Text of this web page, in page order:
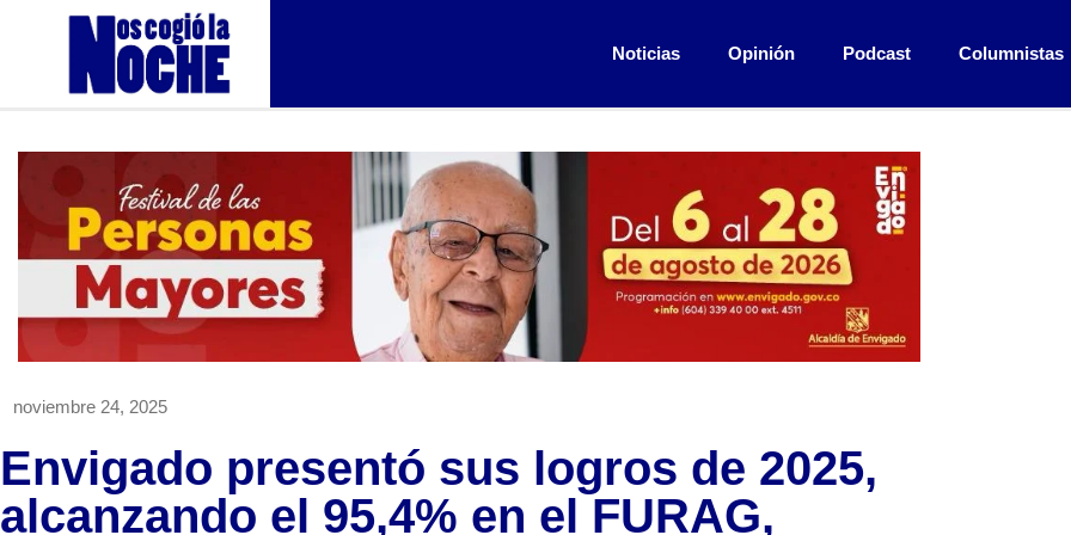
Noticias Opinión Podcast Columnistas
noviembre 24, 2025
Envigado presentó sus logros de 2025,
alcanzando el 95,4% en el FURAG,